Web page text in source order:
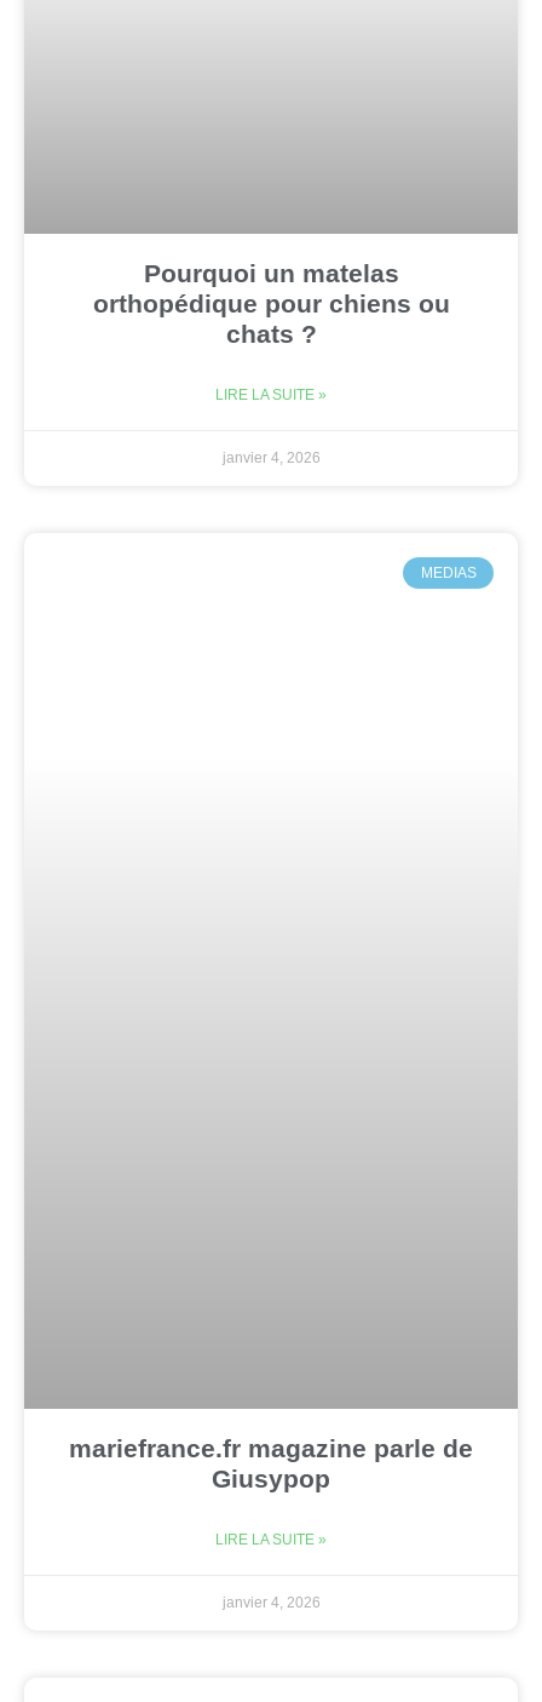
Pourquoi un matelas
orthopédique pour chiens ou
chats ?
LIRE LA SUITE »
janvier 4, 2026
MEDIAS
mariefrance.fr magazine parle de
Giusypop
LIRE LA SUITE »
janvier 4, 2026